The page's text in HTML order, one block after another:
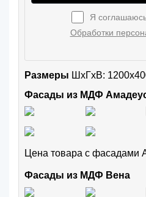
Я
Обработки
Размеры ШxГхВ:
Фасады из МДФ
Цена товара с фасадами
Фасады из МДФ Вена